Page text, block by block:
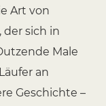
Art von
sich in
Male
an
Geschichte –